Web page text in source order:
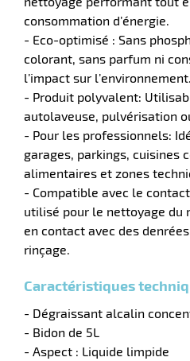
consommation d’énergie.
- Eco-optimisé : Sans
colorant, sans parfum ni
l’impact sur l’environnement.
- Produit polyvalent:
autolaveuse, pulvérisation
- Pour les professionnels:
garages, parkings, cuisines
alimentaires et zones
- Compatible avec le
utilisé pour le nettoyage du
en contact avec des
rinçage.
Caractéristiques
- Dégraissant alcalin
- Bidon de 5L
- Aspect : Liquide limpide